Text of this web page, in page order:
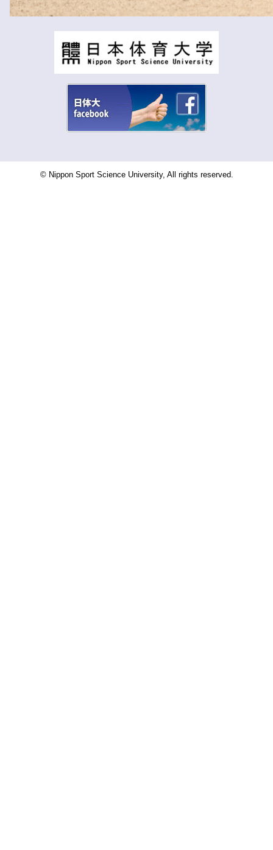
© Nippon Sport Science University, All rights reserved.